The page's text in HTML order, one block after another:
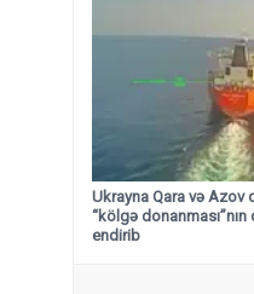
Ukrayna Qara və Azov
“kölgə
endirib